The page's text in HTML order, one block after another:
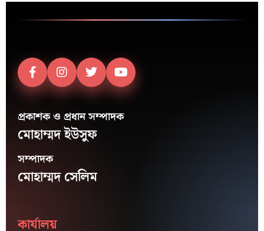
প্রকাশক ও প্রধান সম্পাদক
মোহাম্মদ ইউসুফ
সম্পাদক
মোহাম্মদ সেলিম
কার্যালয়